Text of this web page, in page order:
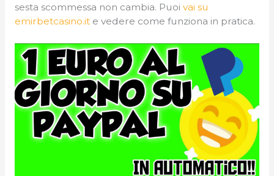
sesta scommessa non cambia. Puoi vai su
emirbetcasino.ite vedere come funziona in pratica.